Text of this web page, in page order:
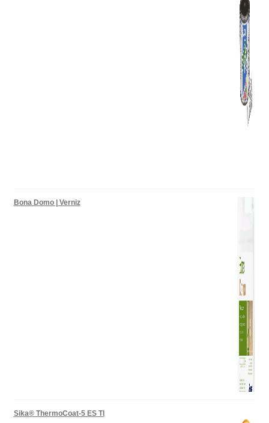
Bona Domo | Verniz
Sika® ThermoCoat-5 ES TI